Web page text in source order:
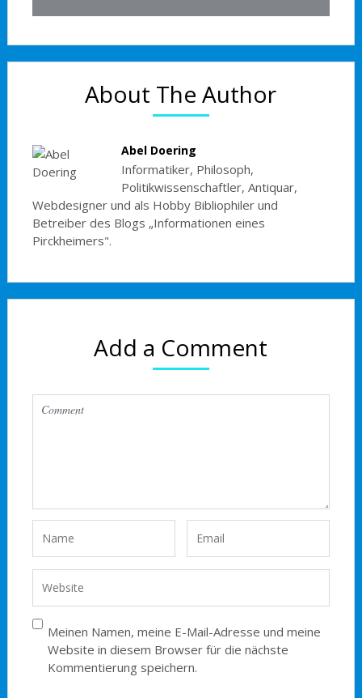
About The Author
Abel Doering
Informatiker, Philosoph,
Politikwissenschaftler, Antiquar,
Webdesigner und als Hobby Bibliophiler und
Betreiber des Blogs „Informationen eines
Pirckheimers".
Add a Comment
Meinen Namen, meine E-Mail-Adresse und meine
Website in diesem Browser für die nächste
Kommentierung speichern.